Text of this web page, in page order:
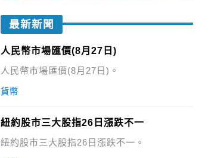
最新新聞
人民幣市場匯價(8月27日)
人民幣市場匯價(8月27日)。
貨幣
紐約股市三大股指26日漲跌不一
紐約股市三大股指26日漲跌不一。